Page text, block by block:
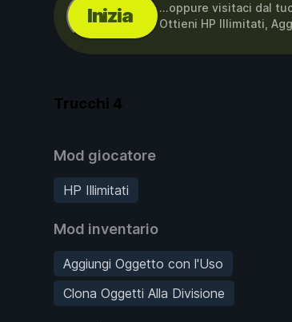
Inizia ...oppure visitaci dal
Ottieni HP Illimitati,
Trucchi 4
Mod giocatore
HP Illimitati
Mod inventario
Aggiungi Oggetto con l'Uso
Clona Oggetti Alla Divisione